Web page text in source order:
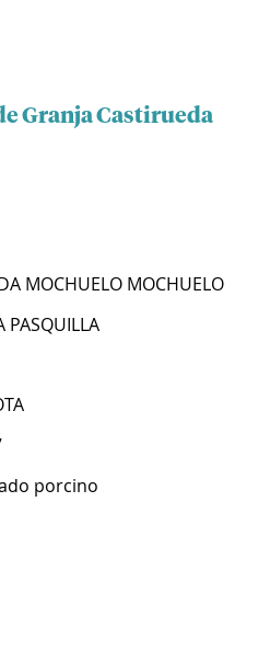
Granja Castirueda
MOCHUELO MOCHUELO
PASQUILLA
porcino